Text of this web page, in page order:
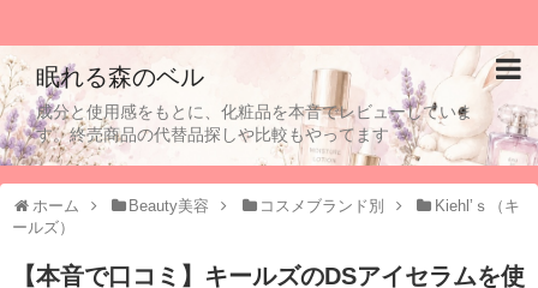
眠れる森のベル
成分と使用感をもとに、化粧品を本音でレビューしていま
す。終売商品の代替品探しや比較もやってます
ホーム Beauty美容 コスメブランド別
Kiehl’ｓ（キ
ールズ）
【本音で口コミ】キールズのDSアイセラムを使